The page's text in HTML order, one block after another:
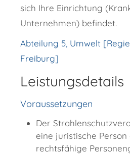
sich Ihre Einrichtung
Unternehmen) befindet.
Abteilung 5, Umwelt
Freiburg]
Leistungsdetails
Voraussetzungen
Der
eine juristische Person
rechtsfähige